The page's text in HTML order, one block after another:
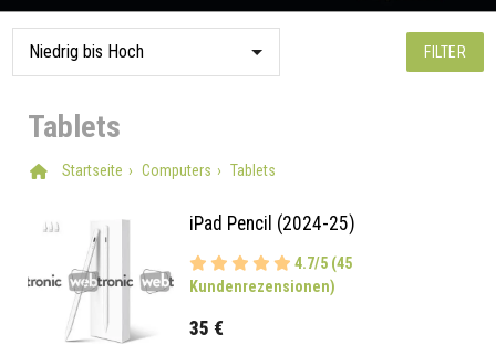
FILTER
Tablets
Startseite Computers Tablets
iPad Pencil (2024-25)
4.7/5 (45
Kundenrezensionen)
35 €